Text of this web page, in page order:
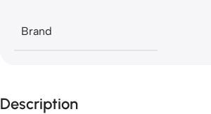
Brand
Description